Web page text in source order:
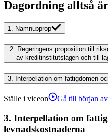
Dagordning alltså
1. Namnupprop
2. Regeringens proposition till
av kreditinstitutslagen och till
3. Interpellation om fattigdomen
Ställe i videon Gå till början
3. Interpellation om
levnadskostnaderna